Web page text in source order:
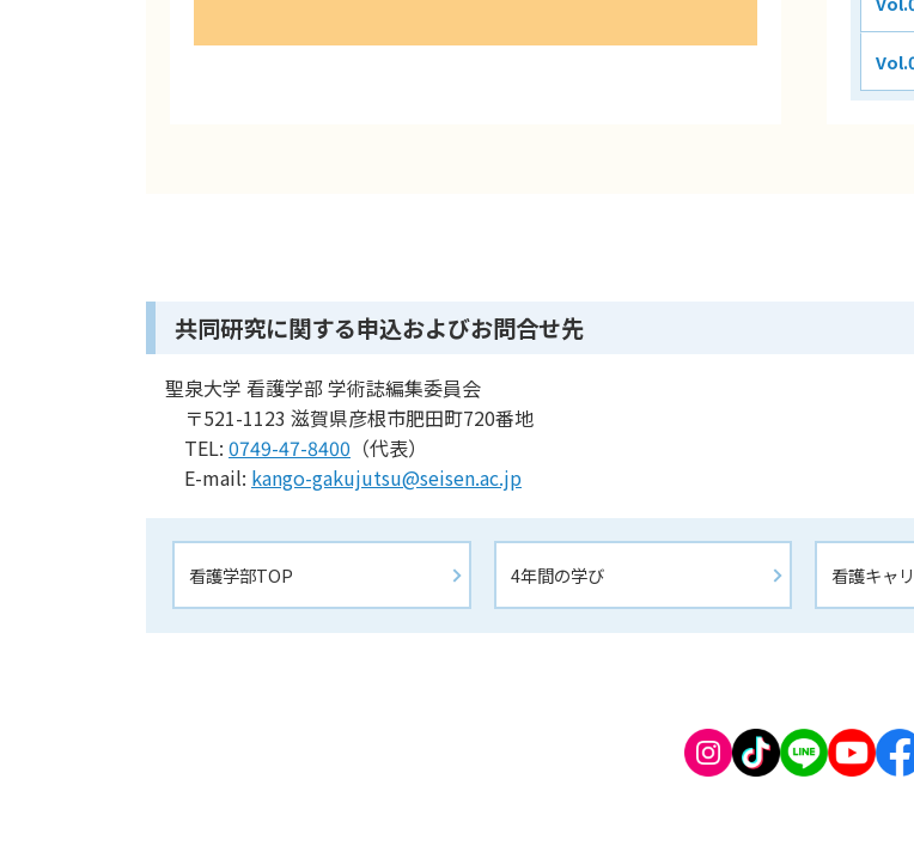
共同研究に関する申込およびお問合せ先
聖泉大学 看護学部 学術誌編集委員会
〒521-1123 滋賀県彦根市肥田町720番地
TEL: 0749-47-8400 （代表）
E-mail: kango-gakujutsu@seisen.ac.jp
看護学部TOP 4年間の学び 看護キャ